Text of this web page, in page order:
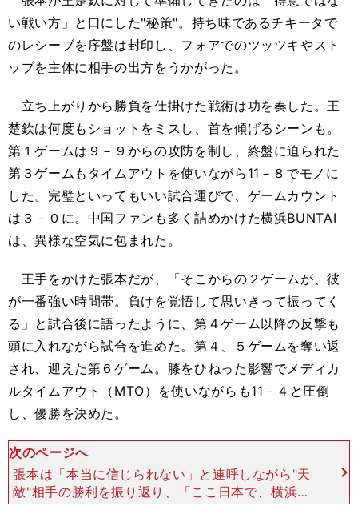
い戦い方」と口にした"秘策"。持ち味であるチキータで
のレシーブを序盤は封印し、フォアでのツッツキやスト
ップを主体に相手の出方をうかがった。
立ち上がりから勝負を仕掛けた戦術は功を奏した。王
楚欽は何度もショットをミスし、首を傾げるシーンも。
第１ゲームは９－９からの攻防を制し、終盤に迫られた
第３ゲームもタイムアウトを使いながら11－８でモノに
した。完璧といってもいい試合運びで、ゲームカウント
は３－０に。中国ファンも多く詰めかけた横浜BUNTAI
は、異様な空気に包まれた。
王手をかけた張本だが、「そこからの２ゲームが、彼
が一番強い時間帯。負けを覚悟して思いきって振ってく
る」と試合後に語ったように、第４ゲーム以降の反撃も
頭に入れながら試合を進めた。第４、５ゲームを奪い返
され、迎えた第６ゲーム。膝をひねった影響でメディカ
ルタイムアウト（MTO）を使いながらも11－４と圧倒
し、優勝を決めた。
次のページへ
張本は「本当に信じられない」と連呼しながら"天
敵"相手の勝利を振り返り、「ここ日本で、横浜で